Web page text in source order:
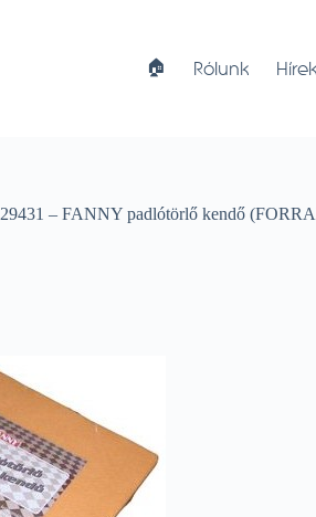
🏠︎ Rólunk Hírek
29431 – FANNY padlótörlő kendő